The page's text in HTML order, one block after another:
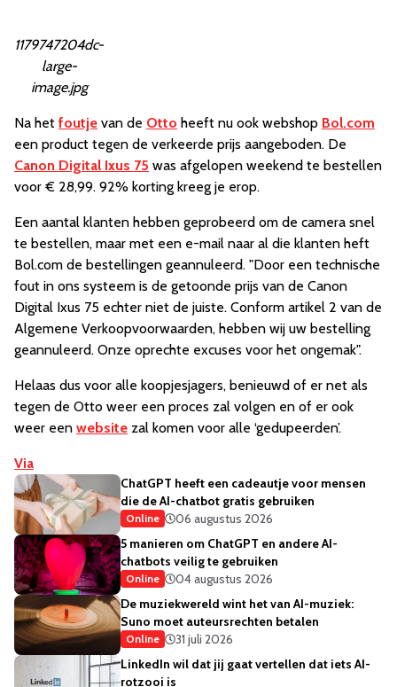
1179747204dc-
large-
image.jpg
Na het foutje van de Otto heeft nu ook webshop Bol.com
een product tegen de verkeerde prijs aangeboden. De
Canon Digital Ixus 75 was afgelopen weekend te bestellen
voor € 28,99. 92% korting kreeg je erop.
Een aantal klanten hebben geprobeerd om de camera snel
te bestellen, maar met een e-mail naar al die klanten heft
Bol.com de bestellingen geannuleerd. "Door een technische
fout in ons systeem is de getoonde prijs van de Canon
Digital Ixus 75 echter niet de juiste. Conform artikel 2 van de
Algemene Verkoopvoorwaarden, hebben wij uw bestelling
geannuleerd. Onze oprechte excuses voor het ongemak".
Helaas dus voor alle koopjesjagers, benieuwd of er net als
tegen de Otto weer een proces zal volgen en of er ook
weer een website zal komen voor alle ‘gedupeerden’.
Via
ChatGPT heeft een cadeautje voor mensen
die de AI-chatbot gratis gebruiken
Online
06 augustus 2026
5 manieren om ChatGPT en andere AI-
chatbots veilig te gebruiken
Online
04 augustus 2026
De muziekwereld wint het van AI-muziek:
Suno moet auteursrechten betalen
Online
31 juli 2026
LinkedIn wil dat jij gaat vertellen dat iets AI-
rotzooi is